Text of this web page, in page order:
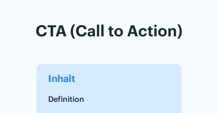
CTA (Call to Action)
Inhalt
Definition